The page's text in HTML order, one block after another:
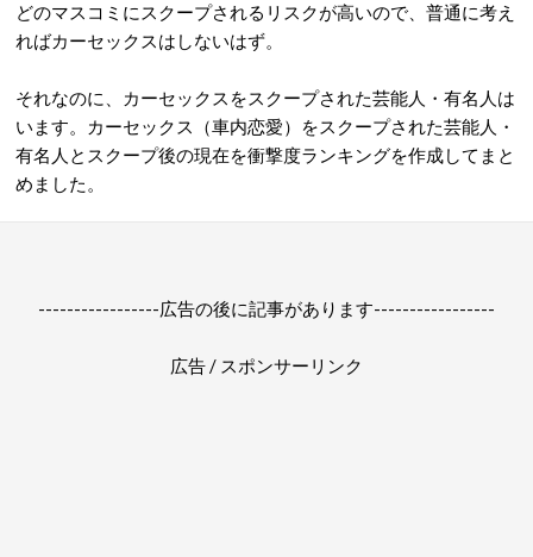
どのマスコミにスクープされるリスクが高いので、普通に考え
ればカーセックスはしないはず。
それなのに、カーセックスをスクープされた芸能人・有名人は
います。カーセックス（車内恋愛）をスクープされた芸能人・
有名人とスクープ後の現在を衝撃度ランキングを作成してまと
めました。
-----------------広告の後に記事があります-----------------
広告 / スポンサーリンク